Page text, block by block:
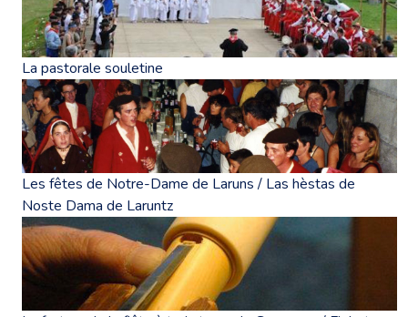
La pastorale souletine
Les fêtes de Notre-Dame de Laruns / Las hèstas de
Noste Dama de Laruntz